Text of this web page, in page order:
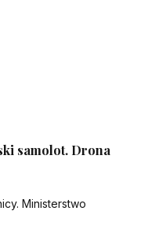
samolot. Drona